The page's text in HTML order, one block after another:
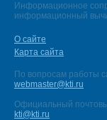
Информационное
информационный
О сайте
Карта сайта
По вопросам работы
webmaster@kti.ru
Официальный
kti@kti.ru